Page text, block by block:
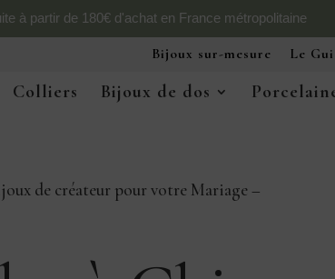
à partir de 180€ d'achat en France métropolitaine
Bijoux sur-mesure Le
Colliers Bijoux de dos
de créateur pour votre Mariage –